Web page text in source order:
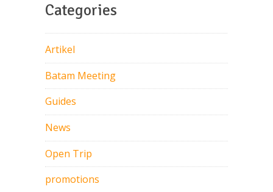
Categories
Artikel
Batam Meeting
Guides
News
Open Trip
promotions